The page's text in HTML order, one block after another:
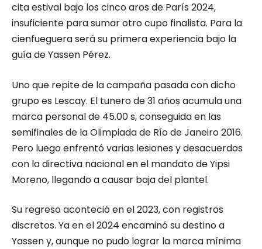
cita estival bajo los cinco aros de París 2024,
insuficiente para sumar otro cupo finalista. Para la
cienfueguera será su primera experiencia bajo la
guía de Yassen Pérez.
Uno que repite de la campaña pasada con dicho
grupo es Lescay. El tunero de 31 años acumula una
marca personal de 45.00 s, conseguida en las
semifinales de la Olimpiada de Río de Janeiro 2016.
Pero luego enfrentó varias lesiones y desacuerdos
con la directiva nacional en el mandato de Yipsi
Moreno, llegando a causar baja del plantel.
Su regreso aconteció en el 2023, con registros
discretos. Ya en el 2024 encaminó su destino a
Yassen y, aunque no pudo lograr la marca mínima